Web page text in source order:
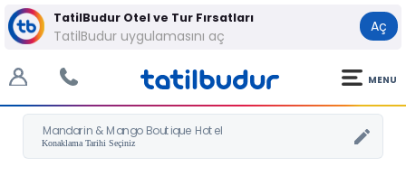
TatilBudur Otel ve Tur Fırsatları
TatilBudur uygulamasını aç
Aç
MENU
Mandarin & Mango Boutique Hotel